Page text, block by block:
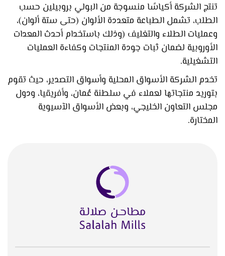
تنتج الشركة أكياسًا منسوجة من البولي بروبيلين حسب
الطلب، تشمل الطباعة متعددة الألوان (حتى ستة ألوان)،
وعمليات الطلاء والتغليف (وذلك باستخدام أحدث المعدات
الأوروبية لضمان ثبات جودة المنتجات وكفاءة العمليات
التشغيلية.
تخدم الشركة الأسواق المحلية وأسواق التصدير، حيث تقوم
بتوريد منتجاتها لعملاء في سلطنة عُمان، وأفريقيا، ودول
مجلس التعاون الخليجي، وبعض الأسواق الآسيوية
المختارة.